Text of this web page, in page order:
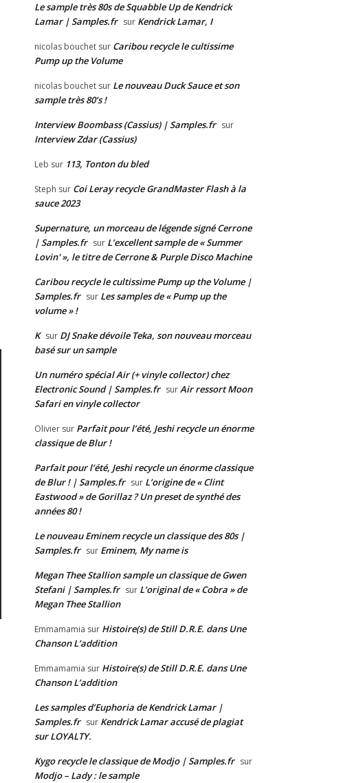
Le sample très 80s de Squabble Up de Kendrick
Lamar | Samples.fr sur Kendrick Lamar, I
nicolas bouchet sur Caribou recycle le cultissime
Pump up the Volume
nicolas bouchet sur Le nouveau Duck Sauce et son
sample très 80’s !
Interview Boombass (Cassius) | Samples.fr sur
Interview Zdar (Cassius)
Leb sur 113, Tonton du bled
Steph sur Coi Leray recycle GrandMaster Flash à la
sauce 2023
Supernature, un morceau de légende signé Cerrone
| Samples.fr sur L’excellent sample de « Summer
Lovin' », le titre de Cerrone & Purple Disco Machine
Caribou recycle le cultissime Pump up the Volume |
Samples.fr sur Les samples de « Pump up the
volume » !
K sur DJ Snake dévoile Teka, son nouveau morceau
basé sur un sample
Un numéro spécial Air (+ vinyle collector) chez
Electronic Sound | Samples.fr surAir ressort Moon
Safari en vinyle collector
Olivier sur Parfait pour l’été, Jeshi recycle un énorme
classique de Blur !
Parfait pour l’été, Jeshi recycle un énorme classique
de Blur ! | Samples.fr sur L’origine de « Clint
Eastwood » de Gorillaz ? Un preset de synthé des
années 80 !
Le nouveau Eminem recycle un classique des 80s |
Samples.fr sur Eminem, My name is
Megan Thee Stallion sample un classique de Gwen
Stefani | Samples.fr sur L’original de « Cobra » de
Megan Thee Stallion
Emmamamia sur Histoire(s) de Still D.R.E. dans Une
Chanson L’addition
Emmamamia sur Histoire(s) de Still D.R.E. dans Une
Chanson L’addition
Les samples d’Euphoria de Kendrick Lamar |
Samples.fr sur Kendrick Lamar accusé de plagiat
sur LOYALTY.
Kygo recycle le classique de Modjo | Samples.fr sur
Modjo – Lady : le sample